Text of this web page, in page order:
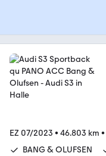
EZ 07/2023 • 46.803 km •
BANG & OLUFSEN